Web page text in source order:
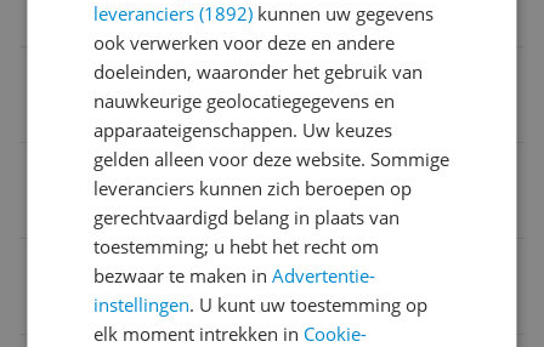
Herfst/Winter
Type zool
Gladde zool
Maatadvies
Valt normaal: bestel je eigen maat
Kleding artikelnummer
8-85407-45 001
leveranciers (1892) kunnen uw gegevens
ook verwerken voor deze en andere
doeleinden, waaronder het gebruik van
nauwkeurige geolocatiegegevens en
apparaateigenschappen. Uw keuzes
gelden alleen voor deze website. Sommige
leveranciers kunnen zich beroepen op
gerechtvaardigd belang in plaats van
toestemming; u hebt het recht om
bezwaar te maken inAdvertentie-
instellingen. U kunt uw toestemming op
elk moment intrekken in Cookie-